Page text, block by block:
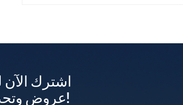
اشترك
عروض وتحديثات حصرية!